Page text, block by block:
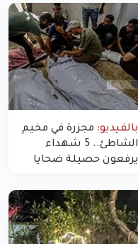
بالفيديو: مجزرة في مخيم
الشاطئ.. 5 شهداء
يرفعون حصيلة ضحايا